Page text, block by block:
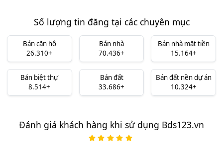
Số lượng tin đăng tại các chuyên mục
Bán căn hộ
26.310+
Bán nhà
70.436+
Bán nhà mặt tiền
15.164+
Bán biệt thự
8.514+
Bán đất
33.686+
Bán đất nền dự án
10.324+
Đánh giá khách hàng khi sử dụng Bds123.vn